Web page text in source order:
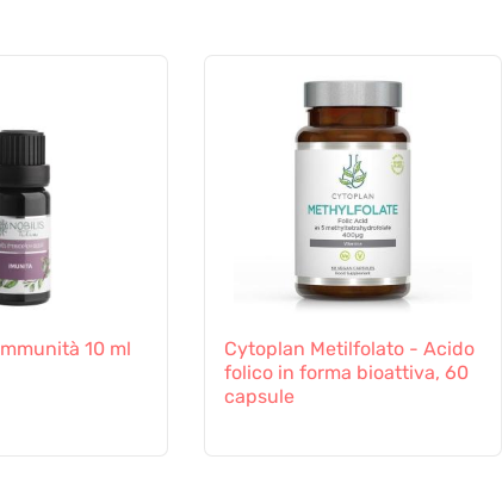
10 ml
Cytoplan Metilfolato - Acido
folico in forma bioattiva, 60
capsule